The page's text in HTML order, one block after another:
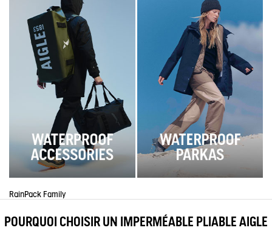
RainPack Family
POURQUOI CHOISIR UN IMPERMÉABLE PLIABLE AIGLE